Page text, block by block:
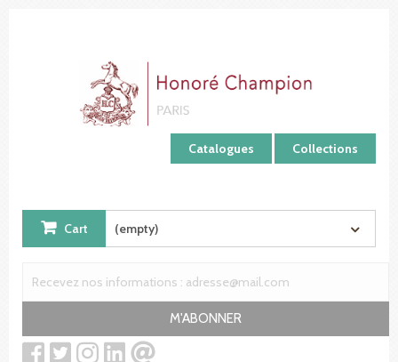
Catalogues Collections
Cart (empty)
M'ABONNER